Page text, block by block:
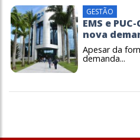
GESTÃO
EMS e
nova
Apesar da
demanda...